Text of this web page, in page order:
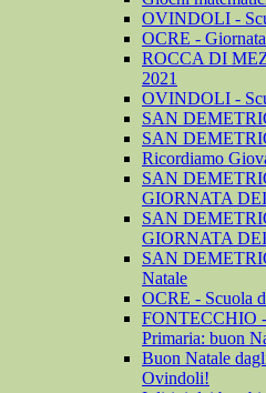
OVINDOLI -
OCRE -
ROCCA DI
2021
OVINDOLI -
SAN
SAN
Ricordiamo
SAN
GIORNATA
SAN
GIORNATA
SAN
Natale
OCRE - Scuola
FONTECCHIO
Primaria: buon
Buon Natale
Ovindoli!